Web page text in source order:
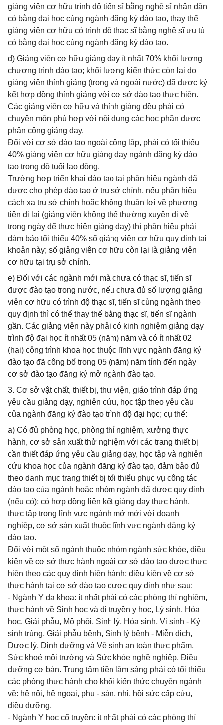
giảng viên cơ hữu trình độ tiến sĩ bằng nghệ sĩ nhân dân
có bằng đại học cùng ngành đăng ký đào tạo, thay thế
giảng viên cơ hữu có trình độ thạc sĩ bằng nghệ sĩ ưu tú
có bằng đại học cùng ngành đăng ký đào tạo.
đ) Giảng viên cơ hữu giảng dạy ít nhất 70% khối lượng
chương trình đào tạo; khối lượng kiến thức còn lại do
giảng viên thỉnh giảng (trong và ngoài nước) đã được ký
kết hợp đồng thỉnh giảng với cơ sở đào tạo thực hiện.
Các giảng viên cơ hữu và thỉnh giảng đều phải có
chuyên môn phù hợp với nội dung các học phần được
phân công giảng dạy.
Đối với cơ sở đào tạo ngoài công lập, phải có tối thiểu
40% giảng viên cơ hữu giảng dạy ngành đăng ký đào
tạo trong độ tuổi lao động.
Trường hợp triển khai đào tạo tại phân hiệu ngành đã
được cho phép đào tạo ở trụ sở chính, nếu phân hiệu
cách xa trụ sở chính hoặc không thuận lợi về phương
tiện đi lại (giảng viên không thể thường xuyên đi về
trong ngày để thực hiện giảng dạy) thì phân hiệu phải
đảm bảo tối thiểu 40% số giảng viên cơ hữu quy định tại
khoản này; số giảng viên cơ hữu còn lại là giảng viên
cơ hữu tại trụ sở chính.
e) Đối với các ngành mới mà chưa có thạc sĩ, tiến sĩ
được đào tạo trong nước, nếu chưa đủ số lượng giảng
viên cơ hữu có trình độ thạc sĩ, tiến sĩ cùng ngành theo
quy định thì có thể thay thế bằng thạc sĩ, tiến sĩ ngành
gần. Các giảng viên này phải có kinh nghiệm giảng dạy
trình độ đại học ít nhất 05 (năm) năm và có ít nhất 02
(hai) công trình khoa học thuộc lĩnh vực ngành đăng ký
đào tạo đã công bố trong 05 (năm) năm tính đến ngày
cơ sở đào tạo đăng ký mở ngành đào tạo.
3. Cơ sở vật chất, thiết bị, thư viện, giáo trình đáp ứng
yêu cầu giảng dạy, nghiên cứu, học tập theo yêu cầu
của ngành đăng ký đào tạo trình độ đại học; cụ thể:
a) Có đủ phòng học, phòng thí nghiệm, xưởng thực
hành, cơ sở sản xuất thử nghiệm với các trang thiết bị
cần thiết đáp ứng yêu cầu giảng dạy, học tập và nghiên
cứu khoa học của ngành đăng ký đào tạo, đảm bảo đủ
theo danh mục trang thiết bị tối thiểu phục vụ công tác
đào tạo của ngành hoặc nhóm ngành đã được quy định
(nếu có); có hợp đồng liên kết giảng dạy thực hành,
thực tập trong lĩnh vực ngành mở mới với doanh
nghiệp, cơ sở sản xuất thuộc lĩnh vực ngành đăng ký
đào tạo.
Đối với một số ngành thuộc nhóm ngành sức khỏe, điều
kiện về cơ sở thực hành ngoài cơ sở đào tạo được thực
hiện theo các quy định hiện hành; điều kiện về cơ sở
thực hành tại cơ sở đào tạo được quy định như sau:
- Ngành Y đa khoa: ít nhất phải có các phòng thí nghiệm,
thực hành về Sinh học và di truyền y học, Lý sinh, Hóa
học, Giải phẫu, Mô phôi, Sinh lý, Hóa sinh, Vi sinh - Ký
sinh trùng, Giải phẫu bệnh, Sinh lý bệnh - Miễn dịch,
Dược lý, Dinh dưỡng và Vệ sinh an toàn thực phẩm,
Sức khoẻ môi trường và Sức khỏe nghề nghiệp, Điều
dưỡng cơ bản. Trung tâm tiền lâm sàng phải có tối thiểu
các phòng thực hành cho khối kiến thức chuyên ngành
về: hệ nội, hệ ngoại, phụ - sản, nhi, hồi sức cấp cứu,
điều dưỡng.
- Ngành Y học cổ truyền: ít nhất phải có các phòng thí